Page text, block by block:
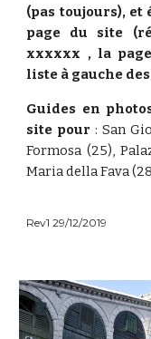
(pas toujours),
page du site
xxxxxx , la
liste à gauche
Guides en
site pour : San
Formosa (25),
Maria della Fava
Rev1 29/12/2019